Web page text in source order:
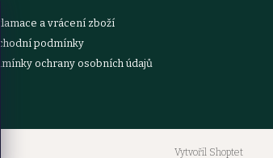
a vrácení zboží
podmínky
ochrany osobních údajů
Vytvořil Shoptet